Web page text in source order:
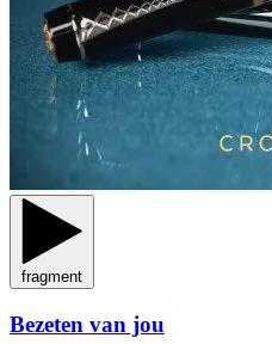
fragment
Bezeten van jou